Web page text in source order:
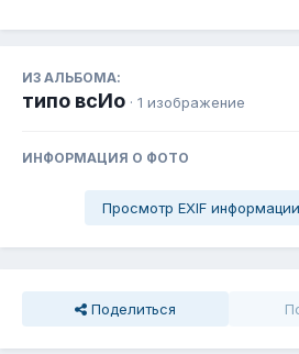
ИЗ АЛЬБОМА:
типо всИо · 1 изображение
ИНФОРМАЦИЯ О ФОТО
Просмотр EXIF
Поделиться